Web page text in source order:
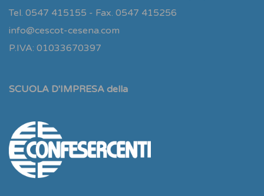
Tel. 0547 415155 - Fax. 0547 415256
info@cescot-cesena.com
P.IVA: 01033670397
SCUOLA D'IMPRESA della